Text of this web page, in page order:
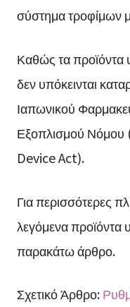
σύστημα τροφίμων
Καθώς τα προϊόντα
δεν υπόκεινται
Ιαπωνικού
Εξοπλισμού
Device Act).
Για περισσότερες
λεγόμενα προϊόντα
παρακάτω άρθρο.
Σχετικό Άρθρο: